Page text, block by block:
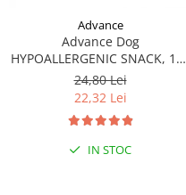
Advance
Advance Dog
HYPOALLERGENIC SNACK, 150
g
24,80 Lei
22,32 Lei
IN STOC